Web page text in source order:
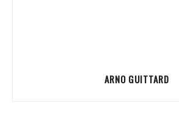
ARNO GUITTARD